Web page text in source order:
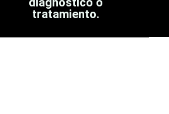
tratamiento.